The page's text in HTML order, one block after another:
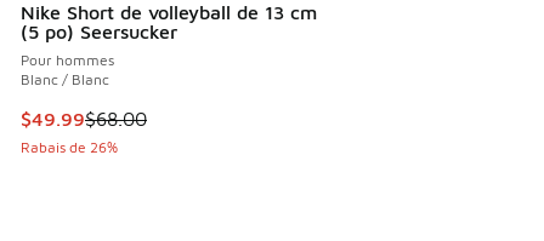
Nike Short de volleyball de 13 cm
(5 po) Seersucker
Pour hommes
Blanc / Blanc
Cet article est en solde. Le prix est passé de $68.00 à
$49.99$68.00
Rabais de 26%